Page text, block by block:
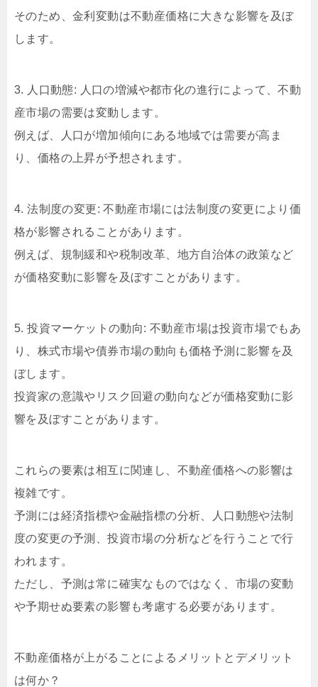
そのため、金利変動は不動産価格に大きな影響を及ぼ
します。
3. 人口動態: 人口の増減や都市化の進行によって、不動
産市場の需要は変動します。
例えば、人口が増加傾向にある地域では需要が高ま
り、価格の上昇が予想されます。
4. 法制度の変更: 不動産市場には法制度の変更により価
格が影響されることがあります。
例えば、規制緩和や税制改革、地方自治体の政策など
が価格変動に影響を及ぼすことがあります。
5. 投資マーケットの動向: 不動産市場は投資市場でもあ
り、株式市場や債券市場の動向も価格予測に影響を及
ぼします。
投資家の意識やリスク回避の動向などが価格変動に影
響を及ぼすことがあります。
これらの要素は相互に関連し、不動産価格への影響は
複雑です。
予測には経済指標や金融指標の分析、人口動態や法制
度の変更の予測、投資市場の分析などを行うことで行
われます。
ただし、予測は常に確実なものではなく、市場の変動
や予期せぬ要素の影響も考慮する必要があります。
不動産価格が上がることによるメリットとデメリット
は何か？